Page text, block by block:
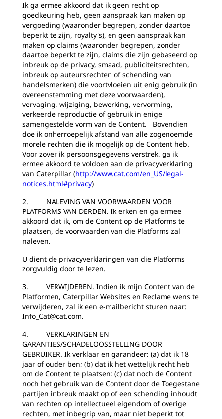
Ik ga ermee akkoord dat ik geen recht op
goedkeuring heb, geen aanspraak kan maken op
vergoeding (waaronder begrepen, zonder daartoe
beperkt te zijn, royalty's), en geen aanspraak kan
maken op claims (waaronder begrepen, zonder
daartoe beperkt te zijn, claims die zijn gebaseerd op
inbreuk op de privacy, smaad, publiciteitsrechten,
inbreuk op auteursrechten of schending van
handelsmerken) die voortvloeien uit enig gebruik (in
overeenstemming met deze voorwaarden),
vervaging, wijziging, bewerking, vervorming,
verkeerde reproductie of gebruik in enige
samengestelde vorm van de Content. Bovendien
doe ik onherroepelijk afstand van alle zogenoemde
morele rechten die ik mogelijk op de Content heb.
Voor zover ik persoonsgegevens verstrek, ga ik
ermee akkoord te voldoen aan de privacyverklaring
van Caterpillar (http://www.cat.com/en_US/legal-
notices.html#privacy)
2. NALEVING VAN VOORWAARDEN VOOR
PLATFORMS VAN DERDEN. Ik erken en ga ermee
akkoord dat ik, om de Content op de Platforms te
plaatsen, de voorwaarden van die Platforms zal
naleven.
U dient de privacyverklaringen van die Platforms
zorgvuldig door te lezen.
3. VERWIJDEREN. Indien ik mijn Content van de
Platformen, Caterpillar Websites en Reclame wens te
verwijderen, zal ik een e-mailbericht sturen naar:
Info_Cat@cat.com.
4. VERKLARINGEN EN
GARANTIES/SCHADELOOSSTELLING DOOR
GEBRUIKER. Ik verklaar en garandeer: (a) dat ik 18
jaar of ouder ben; (b) dat ik het wettelijk recht heb
om de Content te plaatsen; (c) dat noch de Content
noch het gebruik van de Content door de Toegestane
partijen inbreuk maakt op of een schending inhoudt
van rechten op intellectueel eigendom of overige
rechten, met inbegrip van, maar niet beperkt tot